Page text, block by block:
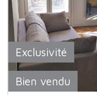
Bien vendu
Exclusivité